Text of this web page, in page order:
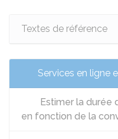
Textes de référence
Services en ligne
Estimer la durée
en fonction de la